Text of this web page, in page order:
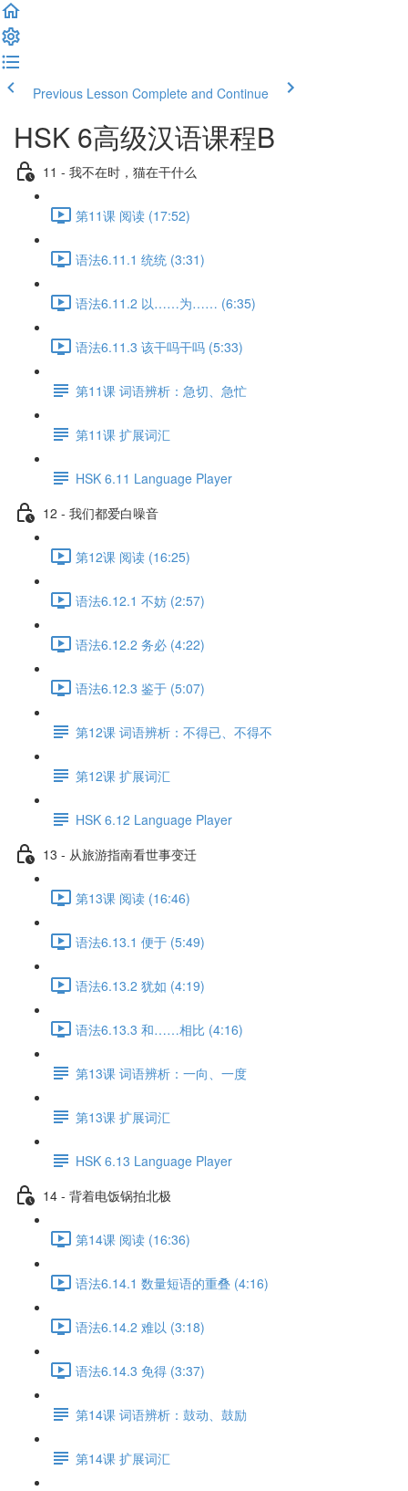
Previous Lesson Complete and Continue
HSK 6高级汉语课程B
11 - 我不在时，猫在干什么
第11课 阅读 (17:52)
语法6.11.1 统统 (3:31)
语法6.11.2 以……为…… (6:35)
语法6.11.3 该干吗干吗 (5:33)
第11课 词语辨析：急切、急忙
第11课 扩展词汇
HSK 6.11 Language Player
12 - 我们都爱白噪音
第12课 阅读 (16:25)
语法6.12.1 不妨 (2:57)
语法6.12.2 务必 (4:22)
语法6.12.3 鉴于 (5:07)
第12课 词语辨析：不得已、不得不
第12课 扩展词汇
HSK 6.12 Language Player
13 - 从旅游指南看世事变迁
第13课 阅读 (16:46)
语法6.13.1 便于 (5:49)
语法6.13.2 犹如 (4:19)
语法6.13.3 和……相比 (4:16)
第13课 词语辨析：一向、一度
第13课 扩展词汇
HSK 6.13 Language Player
14 - 背着电饭锅拍北极
第14课 阅读 (16:36)
语法6.14.1 数量短语的重叠 (4:16)
语法6.14.2 难以 (3:18)
语法6.14.3 免得 (3:37)
第14课 词语辨析：鼓动、鼓励
第14课 扩展词汇